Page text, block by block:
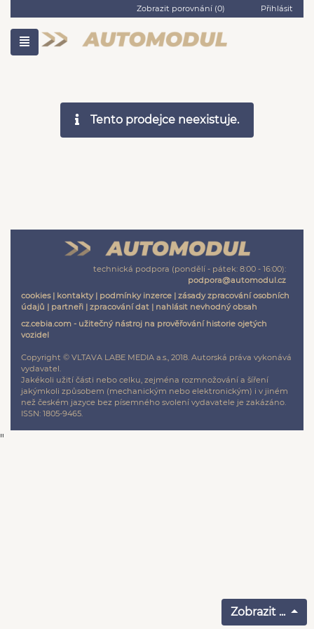
Zobrazit porovnání (0) Přihlásit
Tento prodejce neexistuje.
technická podpora (pondělí - pátek: 8:00 - 16:00):
podpora@automodul.cz
cookies| kontakty| podmínky inzerce | zásady zpracování osobních
údajů | partneři | zpracování dat | nahlásit nevhodný obsah
cz.cebia.com - užitečný nástroj na prověřování historie ojetých
vozidel
Copyright © VLTAVA LABE MEDIA a.s., 2018. Autorská práva vykonává
vydavatel.
Jakékoli užití části nebo celku, zejména rozmnožování a šíření
jakýmkoli způsobem (mechanickým nebo elektronickým) i v jiném
než českém jazyce bez písemného svolení vydavatele je zakázáno.
ISSN: 1805-9465.
Zobrazit ...
"